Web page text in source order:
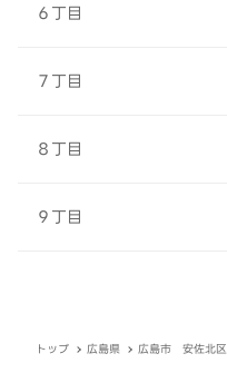
６丁目
７丁目
８丁目
９丁目
トップ 広島県 広島市 安佐北区